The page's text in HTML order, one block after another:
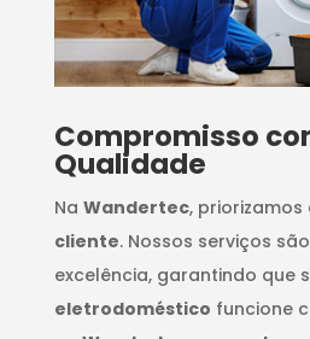
Compromisso
Qualidade
Na Wandertec, priorizamos
cliente. Nossos serviços
excelência, garantindo que
eletrodoméstico funcione